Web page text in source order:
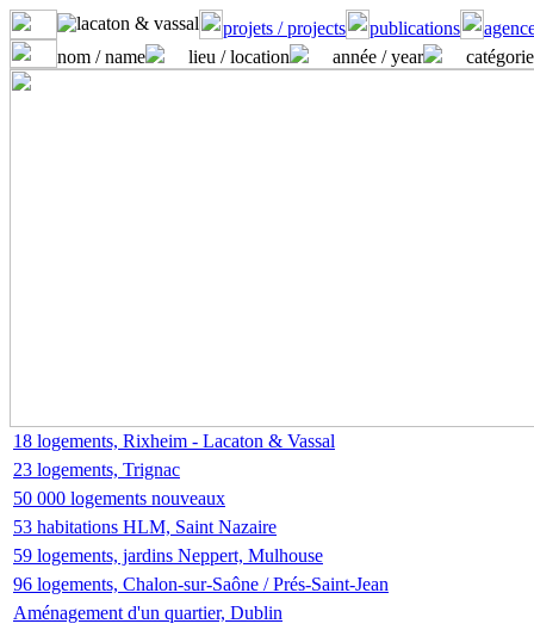
projets / projects publications
nom / name
lieu / location année / year
18 logements, Rixheim - Lacaton & Vassal
23 logements, Trignac
50 000 logements nouveaux
53 habitations HLM, Saint Nazaire
59 logements, jardins Neppert, Mulhouse
96 logements, Chalon-sur-Saône / Prés-Saint-Jean
Aménagement d'un quartier, Dublin